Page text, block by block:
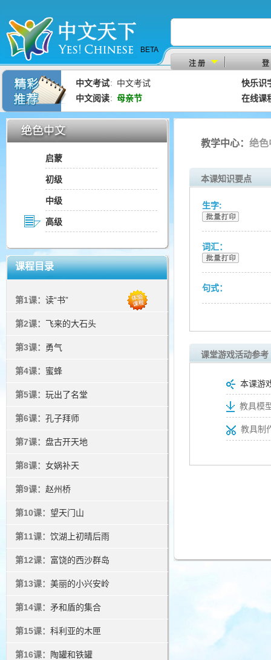
BETA
注 册
登
中文考试： 中文考试
快乐识
中文阅读： 母亲节 在线课
启蒙
初级
中级
高级
课程目录
第1课： 读“书”
第2课： 飞来的大石头
第3课： 勇气
第4课： 蜜蜂
第5课： 玩出了名堂
第6课： 孔子拜师
第7课： 盘古开天地
第8课： 女娲补天
第9课： 赵州桥
第10课： 望天门山
第11课： 饮湖上初晴后雨
第12课： 富饶的西沙群岛
第13课： 美丽的小兴安岭
第14课： 矛和盾的集合
第15课： 科利亚的木匣
第16课： 陶罐和铁罐
教学中心： 绝
本课知识要点
生字:
词汇：
句式：
课堂游戏活动参考
本课游
教具模
教具制